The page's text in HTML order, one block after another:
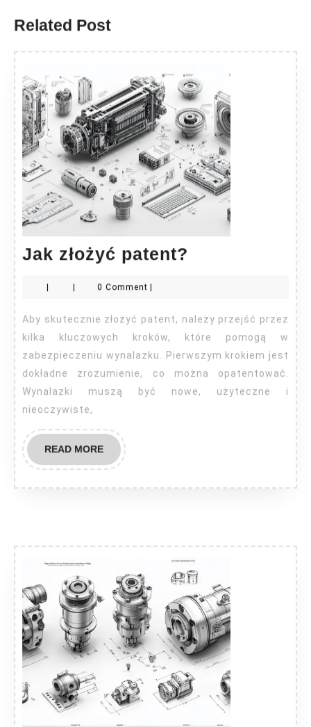
Related Post
Jak złożyć patent?
| | 0 Comment |
Aby skutecznie złożyć patent, należy przejść przez
kilka kluczowych kroków, które pomogą w
zabezpieczeniu wynalazku. Pierwszym krokiem jest
dokładne zrozumienie, co można opatentować.
Wynalazki muszą być nowe, użyteczne i
nieoczywiste,
READ MOREREAD
MORE